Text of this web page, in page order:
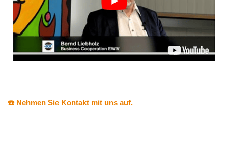
☎️ Nehmen Sie Kontakt mit uns auf.